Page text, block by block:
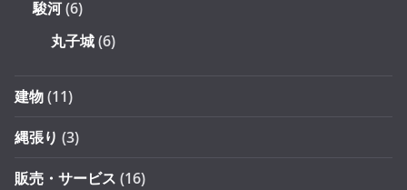
駿河(6)
丸子城(6)
建物(11)
縄張り (3)
販売・サービス (16)